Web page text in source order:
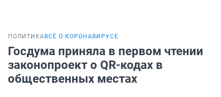
ПОЛИТИКА ВСЁ О КОРОНАВИРУСЕ
Госдума приняла в первом чтении
законопроект о QR-кодах в
общественных местах